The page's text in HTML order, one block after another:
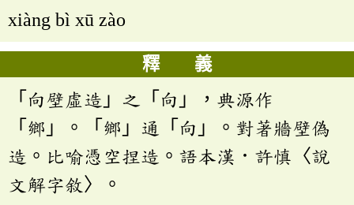
xiàng bì xū zào
釋 義
「向壁虛造」之「向」，典源作
「鄉」。「鄉」通「向」。對著牆壁偽
造。比喻憑空捏造。語本漢．許慎〈說
文解字敘〉。